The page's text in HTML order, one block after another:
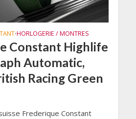
•HORLOGERIE / MONTRES
Constant Highlife
Automatic,
Racing Green
Frederique Constant